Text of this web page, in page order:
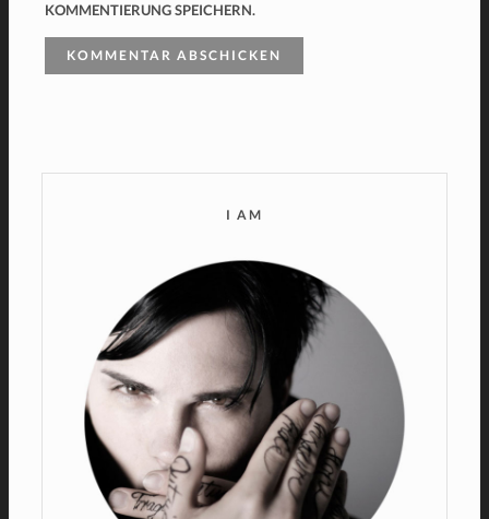
KOMMENTIERUNG SPEICHERN.
I AM